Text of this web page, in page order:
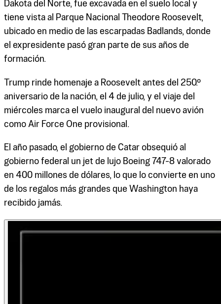
Dakota del Norte, fue excavada en el suelo local y
tiene vista al Parque Nacional Theodore Roosevelt,
ubicado en medio de las escarpadas Badlands, donde
el expresidente pasó gran parte de sus años de
formación.
Trump rinde homenaje a Roosevelt antes del 250.º
aniversario de la nación, el 4 de julio, y el viaje del
miércoles marca el vuelo inaugural del nuevo avión
como Air Force One provisional.
El año pasado, el gobierno de Catar obsequió al
gobierno federal un jet de lujo Boeing 747-8 valorado
en 400 millones de dólares, lo que lo convierte en uno
de los regalos más grandes que Washington haya
recibido jamás.